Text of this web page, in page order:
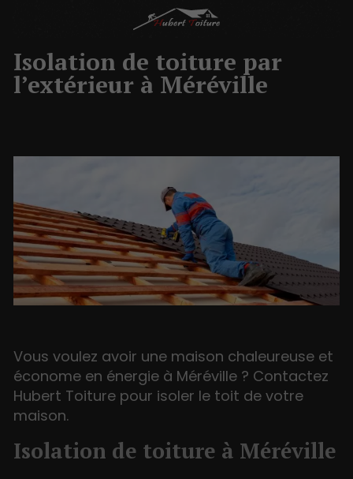
Isolation de toiture par
l’extérieur à Méréville
Vous voulez avoir une maison chaleureuse et
économe en énergie à Méréville ? Contactez
Hubert Toiture pour isoler le toit de votre
maison.
Isolation de toiture à Méréville